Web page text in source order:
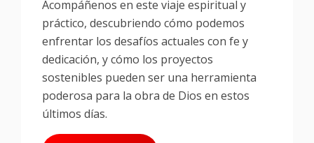
Acompáñenos en este viaje espiritual y
práctico, descubriendo cómo podemos
enfrentar los desafíos actuales con fe y
dedicación, y cómo los proyectos
sostenibles pueden ser una herramienta
poderosa para la obra de Dios en estos
últimos días.